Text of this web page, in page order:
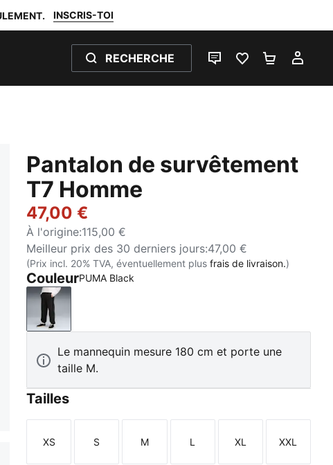
INSCRIS-TOI
RECHERCHE
LIVE CHATFAVORIS 0PANIER 0
Pantalon de survêtement
T7 Homme
47,00 €
À l'origine:115,00 €
Meilleur prix des 30 derniers jours:47,00 €
(Prix incl. 20% TVA, éventuellement plusfrais de livraison.)
CouleurPUMA Black
PUMA Black
Le mannequin mesure 180 cm et porte une
taille M.
Tailles
Taille
XS
Taille
S
Taille
M
Taille
L
Taille
XL
Taille
XXL